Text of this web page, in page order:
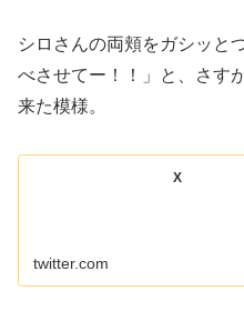
シロさんの両頬をガシッと
べさせてー！！」と、さす
来た模様。
X
twitter.com